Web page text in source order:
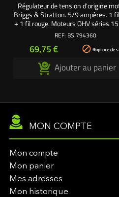
Régulateur de tension d'origine
Briggs & Stratton. 5/9 ampères. 1
+ 1 fil rouge. Moteurs OHV séries
21 - 29 - 30 - 31 - 33 - 35 - 38 - 40
REF: BS 794360
Prix
69,75 €  Rupture de
Ajouter au panier
MON COMPTE
Mon compte
Mon panier
Mes adresses
Mon historique